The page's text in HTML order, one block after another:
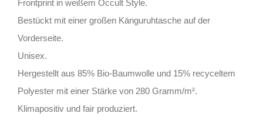
Frontprint in weißem Occult Style.
Bestückt mit einer großen Känguruhtasche auf der
Vorderseite.
Unisex.
Hergestellt aus 85% Bio-Baumwolle und 15% recyceltem
Polyester mit einer Stärke von 280 Gramm/m².
Klimapositiv und fair produziert.